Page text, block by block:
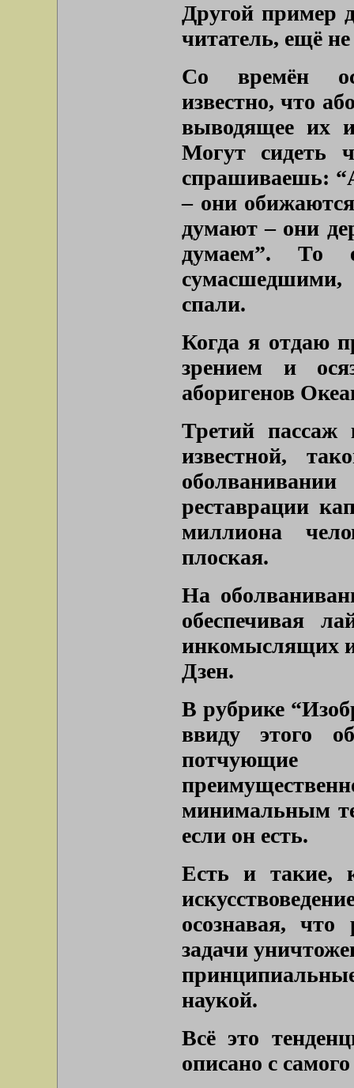
Другой пример
читатель, ещё
Со времён
известно, что
выводящее их
Могут сидеть
спрашиваешь:
– они
думают – они
думаем”. То
сумасшедшими,
спали.
Когда я отдаю
зрением и
аборигенов
Третий
известной,
реставрации
миллиона
плоская.
На
обеспечивая
инкомыслящих
Дзен.
В рубрике
ввиду этого
потчующие
минимальным
если он есть.
Есть и такие,
осознавая, что
задачи
наукой.
Всё это
описано с